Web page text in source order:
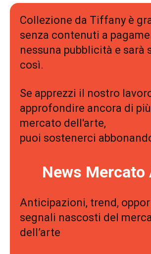
Collezione da Tiffany è
senza contenuti a
nessuna pubblicità e sarà
così.
Se apprezzi il nostro
approfondire ancora di
mercato dell'arte,
puoi sostenerci
News Mercato
Anticipazioni, trend,
segnali nascosti del
dell’arte